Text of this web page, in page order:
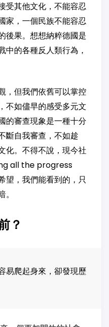
受其他文化，不能容忍
家，一個民族不能容忍
後果。想想納粹德國是
中的各種反人類行為，
，但我們依舊可以掌控
不如儘早的感受多元文
的審查現象是一種十分
斷自我審查，不如趁
化。不得不說，現今社
all the progress
望，我們能看到的，只
？
易爬起身來，卻發現歷